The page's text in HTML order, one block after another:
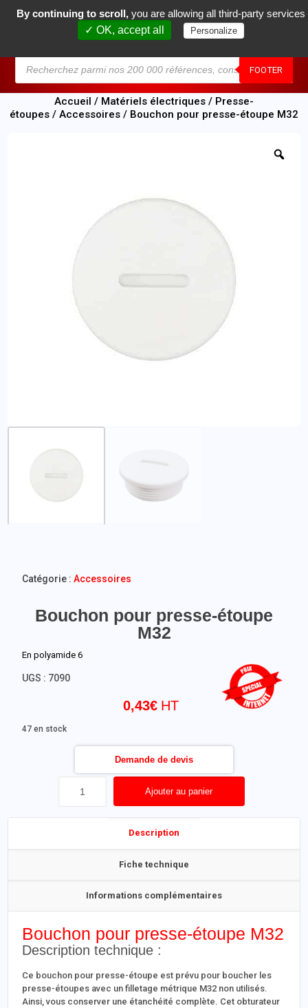
FOOTER
0
Accueil / Matériels électriques / Presse-
étoupes / Accessoires / Bouchon pour presse-étoupe M32
Bouchon pour presse-étoupe
M32
0,43€
En polyamide 6
47 en stock
Ajouter au panier
Demande de devis
UGS : 7090
Catégorie :Accessoires
Description
Fiche technique
Informations complémentaires
Bouchon pour presse-étoupe M32
Description technique :
Ce bouchon pour presse-étoupe est prévu pour boucher les
presse-étoupes avec un filletage métrique M32 non utilisés.
Ainsi, vous conserver une étanchéité complète. Cet obturateur
By continuing to scroll, you are allowing all third-party services
✓ OK, accept all
Personalize